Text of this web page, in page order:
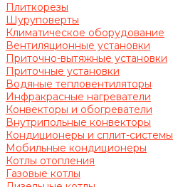
Плиткорезы
Шуруповерты
Климатическое оборудование
Вентиляционные установки
Приточно-вытяжные установки
Приточные установки
Водяные тепловентиляторы
Инфракрасные нагреватели
Конвекторы и обогреватели
Внутрипольные конвекторы
Кондиционеры и сплит-системы
Мобильные кондиционеры
Котлы отопления
Газовые котлы